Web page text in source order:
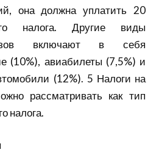
она должна уплатить 20
налога. Другие виды
включают в себя
(10%), авиабилеты (7,5%) и
(12%). 5 Налоги на
рассматривать как тип
налога.